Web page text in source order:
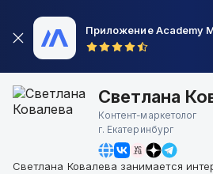
Приложение Academy
Светлана
Контент-маркетолог
г. Екатеринбург
Светлана Ковалева занимается